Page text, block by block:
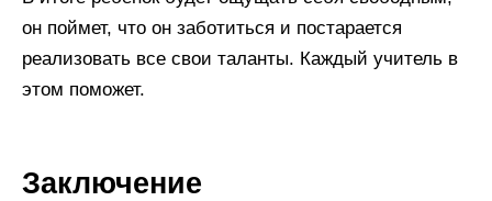
он поймет, что он заботиться и постарается
реализовать все свои таланты. Каждый учитель в
этом поможет.
Заключение